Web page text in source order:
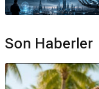
Son Haberler